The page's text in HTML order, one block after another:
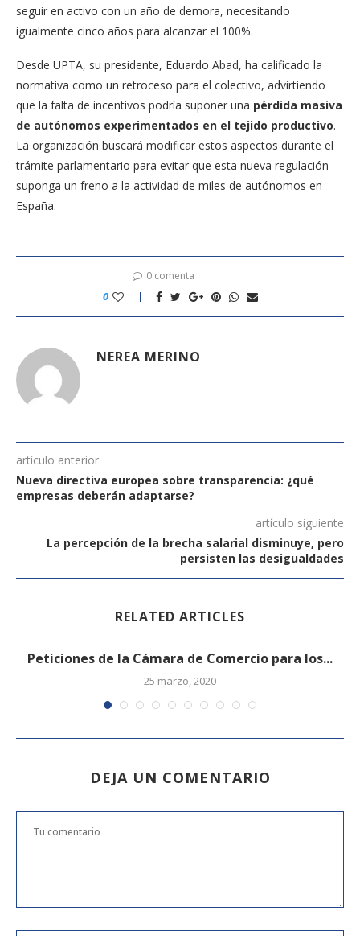
seguir en activo con un año de demora, necesitando
igualmente cinco años para alcanzar el 100%.
Desde UPTA, su presidente, Eduardo Abad, ha calificado la
normativa como un retroceso para el colectivo, advirtiendo
que la falta de incentivos podría suponer una pérdida masiva
de autónomos experimentados en el tejido productivo.
La organización buscará modificar estos aspectos durante el
trámite parlamentario para evitar que esta nueva regulación
suponga un freno a la actividad de miles de autónomos en
España.
0 comenta
0
NEREA MERINO
artículo anterior
Nueva directiva europea sobre transparencia: ¿qué
empresas deberán adaptarse?
artículo siguiente
La percepción de la brecha salarial disminuye, pero
persisten las desigualdades
RELATED ARTICLES
Peticiones de la Cámara de Comercio para los...
25 marzo, 2020
DEJA UN COMENTARIO